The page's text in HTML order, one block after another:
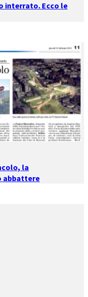
interrato. Ecco le
la
abbattere